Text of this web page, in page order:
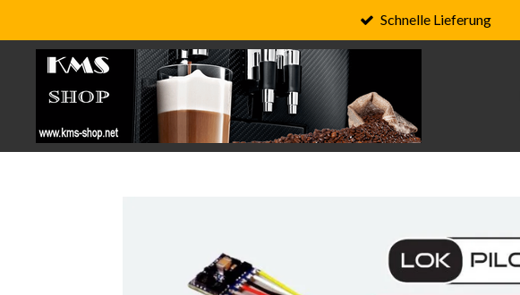
Hauptinhalt
springen
Schnelle Lieferung